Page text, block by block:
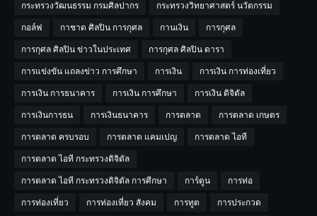
กระทรวงวัฒนธรรม กรมศิลปากร
กระทรวงวิทยาศาสตร์ นวัตกรรม
กอล์ฟ
กาชาด ศิลปิน การกุศล กานเงิน
การกุศล
การกุศล ศิลปิน ข่าวในประเทศ
การกุศล ศิลปิน ดารา
การแข่งขัน แถลงข่าว การศึกษา
การเงิน
การเงิน การท่องเที่ยว
การเงิน การธนาคาร
การเงิน การศึกษา
การเงิน ดิจิตัล
การเงินการธน
การเงินธนาคาร การตลาด
การตลาด เกษตร
การตลาด ครบรอบ
การตลาด แคมเปญ
การตลาด ไอที
การตลาด ไอที กระทรวงดิจิตัล
การตลาด ไอที กระทรวงดิจิตัล การศีกษา
การ์ตูน
การท่อ
การท่องเที่ยว
การท่องเที่ยว สังคม การทูต
การประกวด